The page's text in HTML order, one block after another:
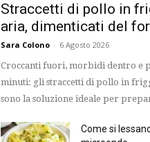
Straccetti di pollo in
aria, dimenticati del
Sara Colono - 6 Agosto 2026
Croccanti fuori, morbidi dentro e
minuti: gli straccetti di pollo in
sono la soluzione ideale per
Come si